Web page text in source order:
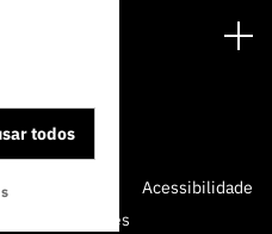
o Conhecimento
fins científicos –
a Tecnologia
de
Frequentes
Acessibilidade
todos